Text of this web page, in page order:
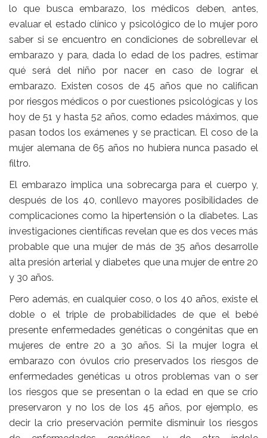
lo que busca embarazo, los médicos deben, antes,
evaluar el estado clínico y psicológico de lo mujer poro
saber si se encuentro en condiciones de sobrellevar el
embarazo y para, dada lo edad de los padres, estimar
qué será del niño por nacer en caso de lograr el
embarazo. Existen cosos de 45 años que no califican
por riesgos médicos o por cuestiones psicológicas y los
hoy de 51 y hasta 52 años, como edades máximos, que
pasan todos los exámenes y se practican. El coso de la
mujer alemana de 65 años no hubiera nunca pasado el
filtro.
El embarazo implica una sobrecarga para el cuerpo y,
después de los 40, conllevo mayores posibilidades de
complicaciones como la hipertensión o la diabetes. Las
investigaciones científicas revelan que es dos veces más
probable que una mujer de más de 35 años desarrolle
alta presión arterial y diabetes que una mujer de entre 20
y 30 años.
Pero además, en cualquier coso, o los 40 años, existe el
doble o el triple de probabilidades de que el bebé
presente enfermedades genéticas o congénitas que en
mujeres de entre 20 a 30 años. Si la mujer logra el
embarazo con óvulos crio preservados los riesgos de
enfermedades genéticas u otros problemas van o ser
los riesgos que se presentan o la edad en que se crio
preservaron y no los de los 45 años, por ejemplo, es
decir la crio preservación permite disminuir los riesgos